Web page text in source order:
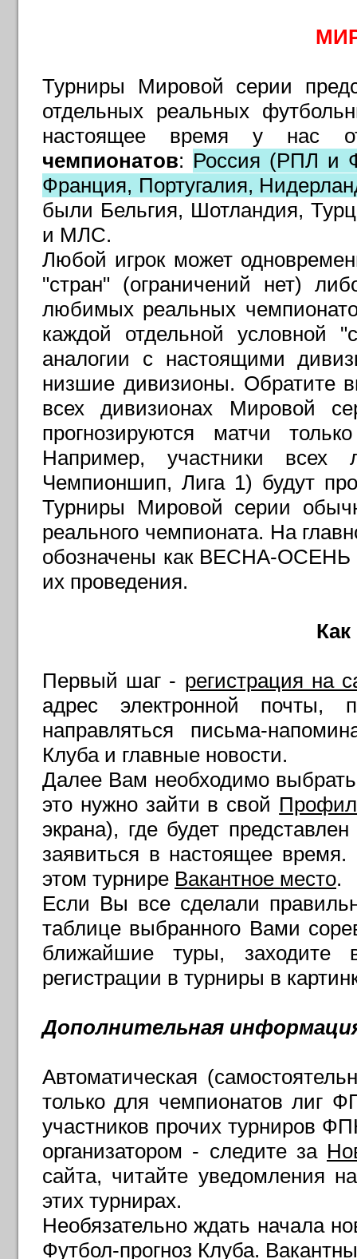
Турниры Мировой серии
отдельных реальных
настоящее время у нас
чемпионатов: Россия (РПЛ и
Франция, Португалия,
были Бельгия, Шотландия,
и МЛС.
Любой игрок может
"стран" (ограничений нет)
любимых реальных
каждой отдельной условной
аналогии с настоящими
низшие дивизионы. Обратите
всех дивизионах Мировой
прогнозируются матчи
Например, участники всех
Чемпионшип, Лига 1) будут
Турниры Мировой серии
реального чемпионата. На
обозначены как ВЕСНА-
их проведения.
Как
Первый шаг - регистрация на
адрес электронной почты,
направляться письма-
Клуба и главные новости.
Далее Вам необходимо
это нужно зайти в свой
экрана), где будет
заявиться в настоящее
этом турнире Вакантное место.
Если Вы все сделали
таблице выбранного Вами
ближайшие туры, заходите
регистрации в турниры в
Дополнительная
Автоматическая
только для чемпионатов лиг
участников прочих турниров
организатором - следите за
сайта, читайте уведомления
этих турнирах.
Необязательно ждать начала
Футбол-прогноз Клуба.